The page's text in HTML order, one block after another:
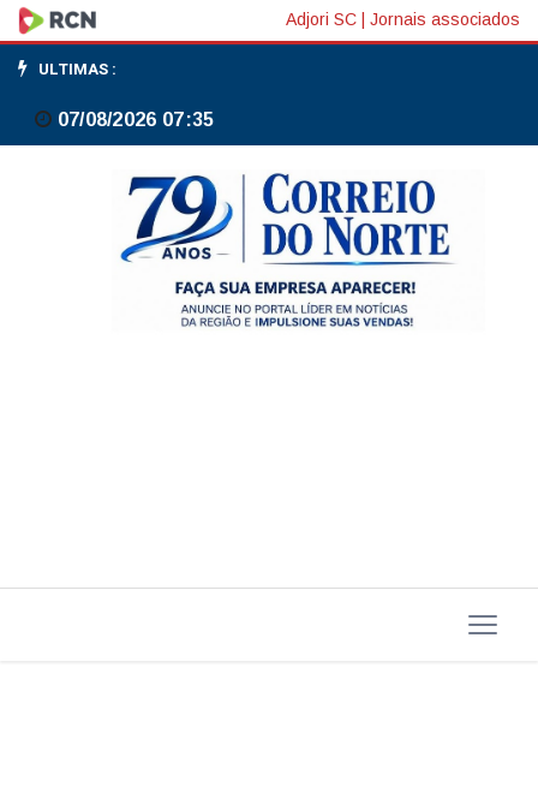
Fazenda:
CMN
faz
reunião
extraordinária
Move
Adjori SC Jornais associados
ULTIMAS :
07/08/2026 07:35